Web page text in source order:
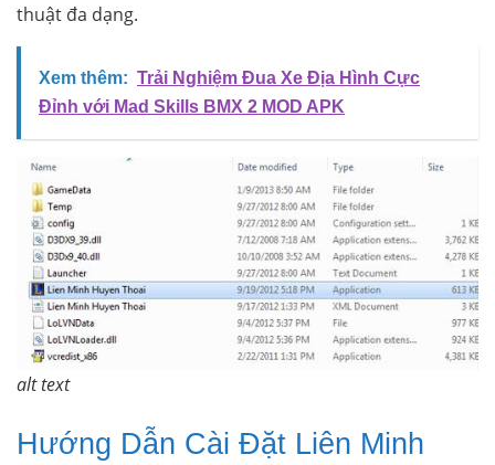
thuật đa dạng.
Xem thêm: Trải Nghiệm Đua Xe Địa Hình Cực
Đỉnh với Mad Skills BMX 2 MOD APK
alt text
Hướng Dẫn Cài Đặt Liên Minh